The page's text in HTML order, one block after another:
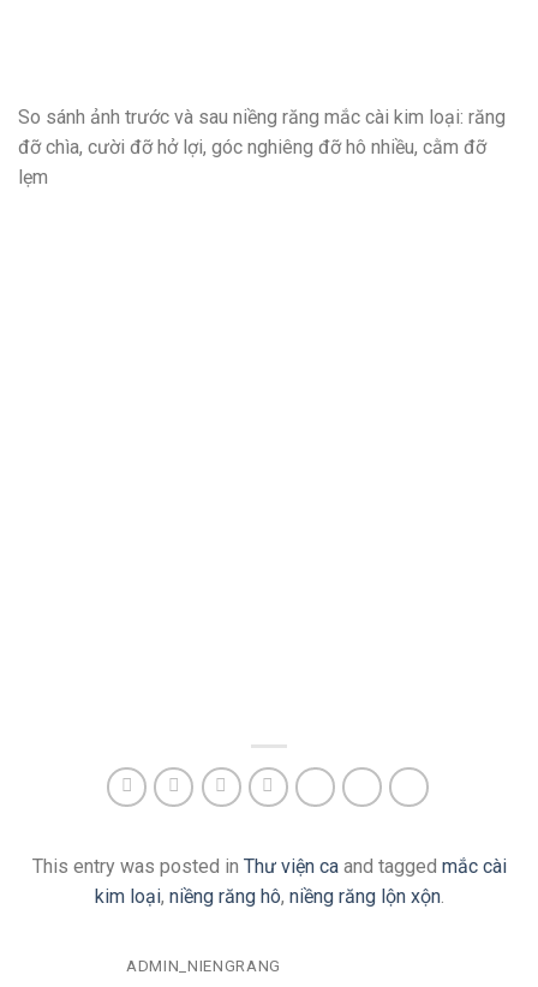
So sánh ảnh trước và sau niềng răng mắc cài kim loại: răng
đỡ chìa, cười đỡ hở lợi, góc nghiêng đỡ hô nhiều, cằm đỡ
lẹm
This entry was posted in Thư viện caand tagged mắc cài
kim loại, niềng răng hô, niềng răng lộn xộn.
ADMIN_NIENGRANG